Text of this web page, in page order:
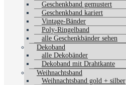
Geschenkband gemustert
Geschenkband kariert
Vintage-Bänder
Poly-Ringelband
alle Geschenkbänder sehen
Dekoband
alle Dekobänder
Dekoband mit Drahtkante
Weihnachtsband
Weihnachtsband gold + silber